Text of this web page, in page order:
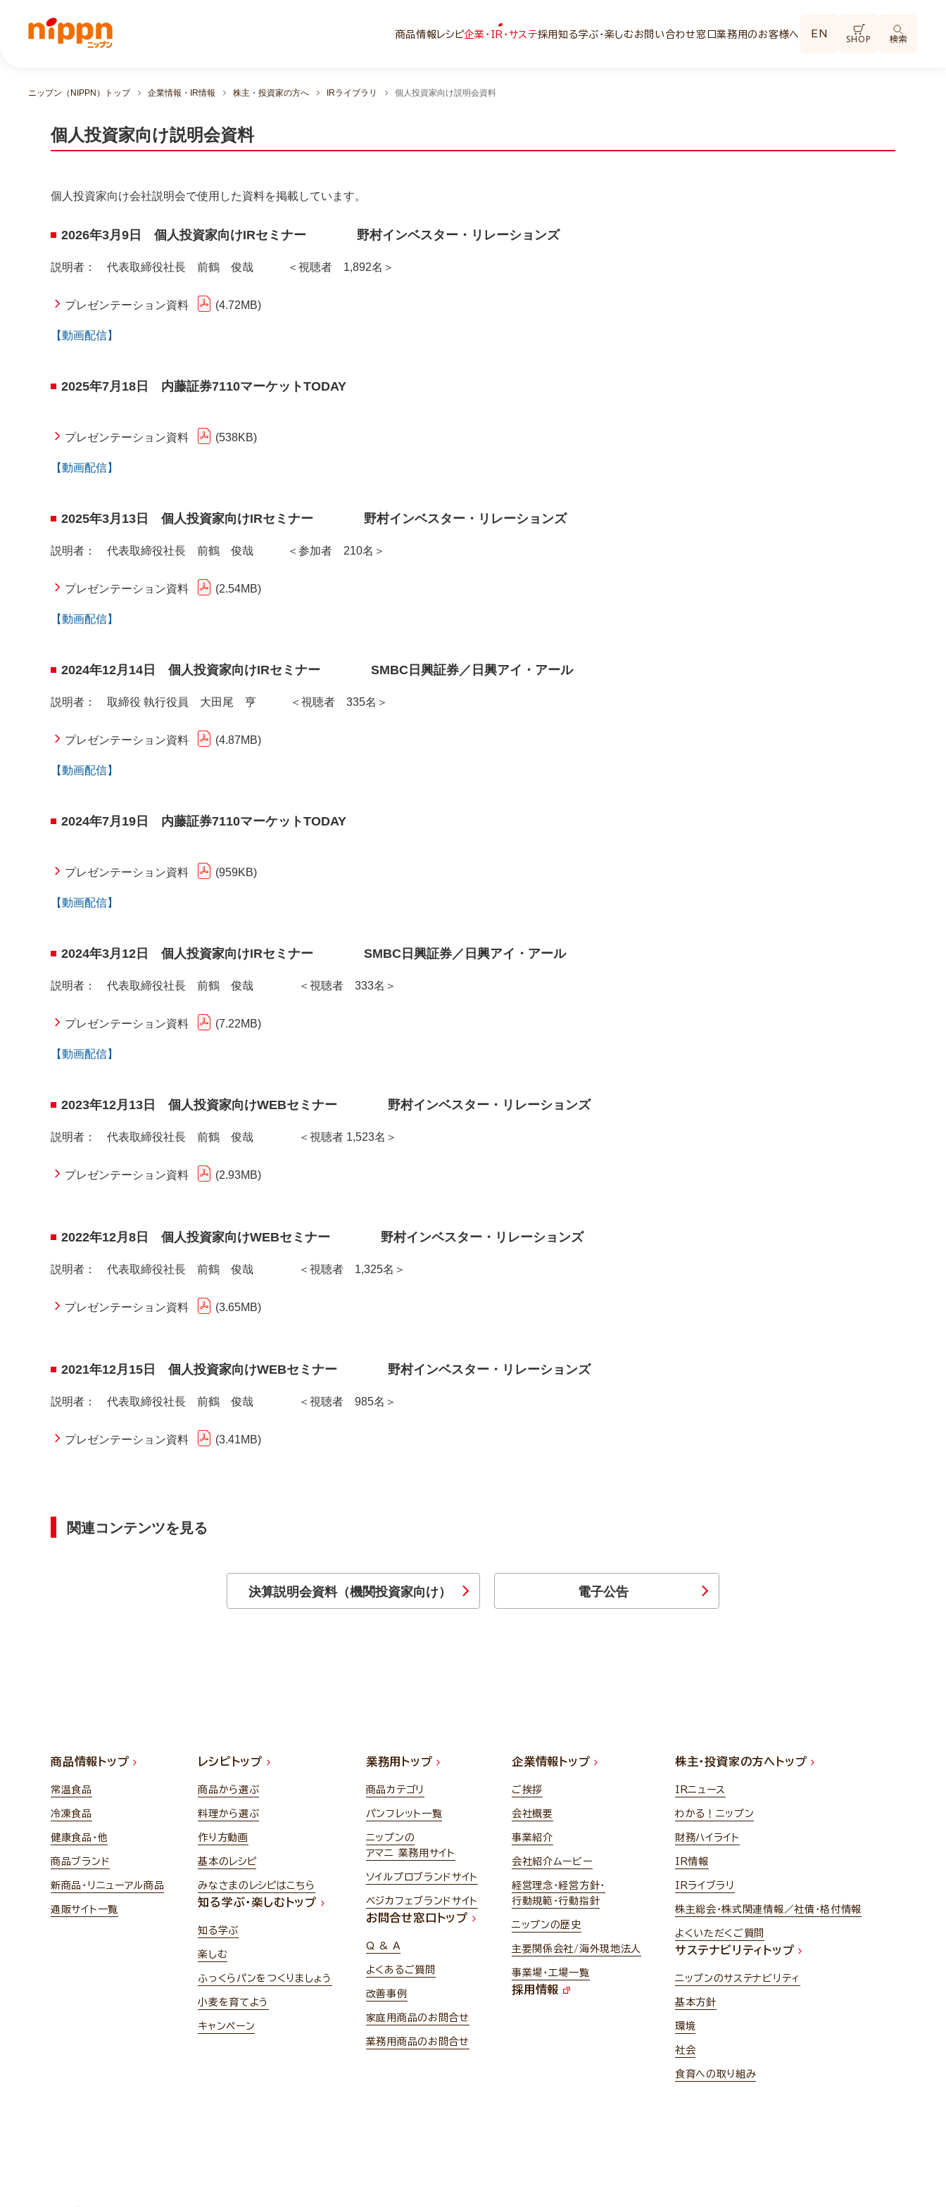
商品情報 レシピ企業・IR・サステ採用知る学ぶ・楽しむお問い合わせ窓口業務用のお客様へ EN SHOP 検索
ニップン（NIPPN）トップ 企業情報・IR情報 株主・投資家の方へ IRライブラリ 個人投資家向け説明会資料
個人投資家向け説明会資料
個人投資家向け会社説明会で使用した資料を掲載しています。
2026年3月9日 個人投資家向けIRセミナー 野村インベスター・リレーションズ
説明者： 代表取締役社長 前鶴 俊哉 ＜視聴者 1,892名＞
プレゼンテーション資料 4.72MB
【動画配信】
2025年7月18日 内藤証券7110マーケットTODAY
プレゼンテーション資料 538KB
【動画配信】
2025年3月13日 個人投資家向けIRセミナー 野村インベスター・リレーションズ
説明者： 代表取締役社長 前鶴 俊哉 ＜参加者 210名＞
プレゼンテーション資料 2.54MB
【動画配信】
2024年12月14日 個人投資家向けIRセミナー SMBC日興証券／日興アイ・アール
説明者： 取締役 執行役員 大田尾 亨 ＜視聴者 335名＞
プレゼンテーション資料 4.87MB
【動画配信】
2024年7月19日 内藤証券7110マーケットTODAY
プレゼンテーション資料 959KB
【動画配信】
2024年3月12日 個人投資家向けIRセミナー SMBC日興証券／日興アイ・アール
説明者： 代表取締役社長 前鶴 俊哉 ＜視聴者 333名＞
プレゼンテーション資料 7.22MB
【動画配信】
2023年12月13日 個人投資家向けWEBセミナー 野村インベスター・リレーションズ
説明者： 代表取締役社長 前鶴 俊哉 ＜視聴者 1,523名＞
プレゼンテーション資料 2.93MB
2022年12月8日 個人投資家向けWEBセミナー 野村インベスター・リレーションズ
説明者： 代表取締役社長 前鶴 俊哉 ＜視聴者 1,325名＞
プレゼンテーション資料 3.65MB
2021年12月15日 個人投資家向けWEBセミナー 野村インベスター・リレーションズ
説明者： 代表取締役社長 前鶴 俊哉 ＜視聴者 985名＞
プレゼンテーション資料 3.41MB
関連コンテンツを見る
決算説明会資料（機関投資家向け） 電子公告
商品情報トップ
常温食品
冷凍食品
健康食品・他
商品ブランド
新商品・リニューアル商品
通販サイト一覧
レシピトップ
商品から選ぶ
料理から選ぶ
作り方動画
基本のレシピ
みなさまのレシピはこちら
知る学ぶ・楽しむトップ
知る学ぶ
楽しむ
ふっくらパンをつくりましょう
小麦を育てよう
キャンペーン
業務用トップ
商品カテゴリ
パンフレット一覧
ニップンの
アマニ 業務用サイト
ソイルプロブランドサイト
ベジカフェブランドサイト
お問合せ窓口トップ
Q & A
よくあるご質問
改善事例
家庭用商品のお問合せ
業務用商品のお問合せ
企業情報トップ
ご挨拶
会社概要
事業紹介
会社紹介ムービー
経営理念・経営方針・
行動規範・行動指針
ニップンの歴史
主要関係会社/海外現地法人
事業場・工場一覧
採用情報
株主・投資家の方へトップ
IRニュース
わかる！ニップン
財務ハイライト
IR情報
IRライブラリ
株主総会・株式関連情報／社債・格付情報
よくいただくご質問
サステナビリティトップ
ニップンのサステナビリティ
基本方針
環境
社会
食育への取り組み